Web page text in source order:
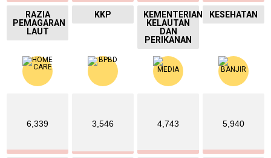
RAZIA
PEMAGARAN
LAUT
KKP
KEMENTERIAN
KELAUTAN
DAN
PERIKANAN
KESEHATAN
6,339 3,546 4,743 5,940